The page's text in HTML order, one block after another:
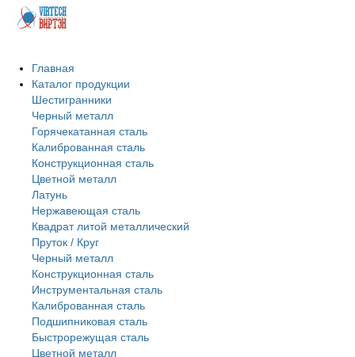
Главная
Каталог продукции
Шестигранники
Черный металл
Горячекатанная сталь
Калиброванная сталь
Конструкционная сталь
Цветной металл
Латунь
Нержавеющая сталь
Квадрат литой металлический
Пруток / Круг
Черный металл
Конструкционная сталь
Инструментальная сталь
Калиброванная сталь
Подшипниковая сталь
Быстрорежущая сталь
Цветной металл